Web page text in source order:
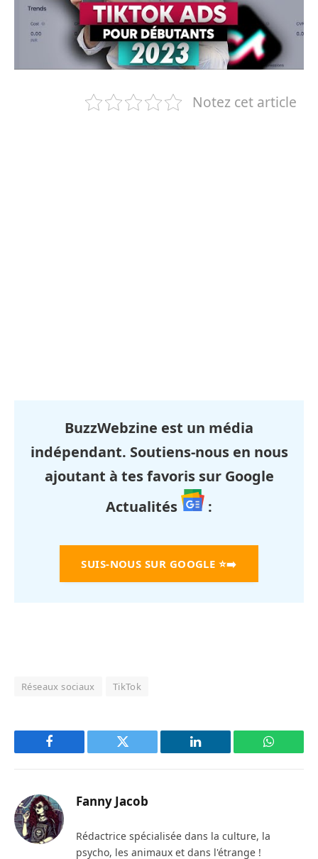
Notez cet article
BuzzWebzine est un média
indépendant. Soutiens-nous en nous
ajoutant à tes favoris sur Google
Actualités
:
SUIS-NOUS SUR GOOGLE ⭐➡️
Réseaux sociaux TikTok
Facebook Twitter LinkedIn
Fanny Jacob
Rédactrice spécialisée dans la culture, la
psycho, les animaux et dans l'étrange !